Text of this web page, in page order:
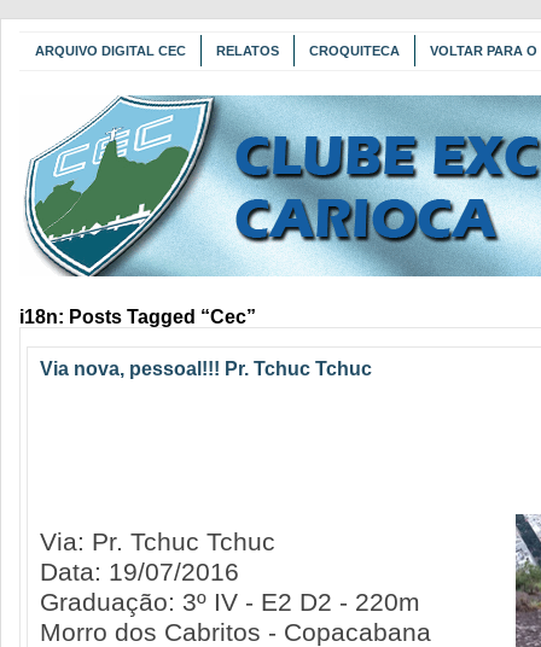
ARQUIVO DIGITAL CEC RELATOS CROQUITECA VOLTAR PARA
i18n: Posts Tagged “Cec”
Via nova, pessoal!!! Pr. Tchuc Tchuc
Via: Pr. Tchuc Tchuc
Data: 19/07/2016
Graduação: 3º IV - E2 D2 - 220m
Morro dos Cabritos - Copacabana